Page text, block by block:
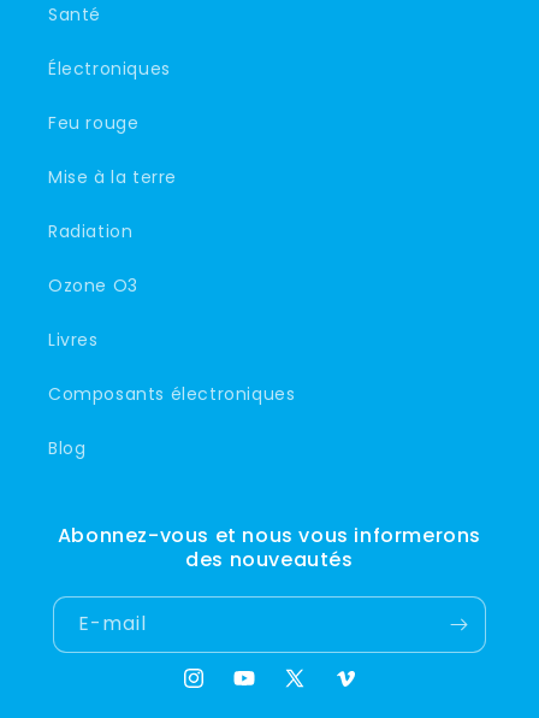
Santé
Électroniques
Feu rouge
Mise à la terre
Radiation
Ozone O3
Livres
Composants électroniques
Blog
Abonnez-vous et nous vous informerons
des nouveautés
E-mail
InstagramYouTube
X
Vimeo